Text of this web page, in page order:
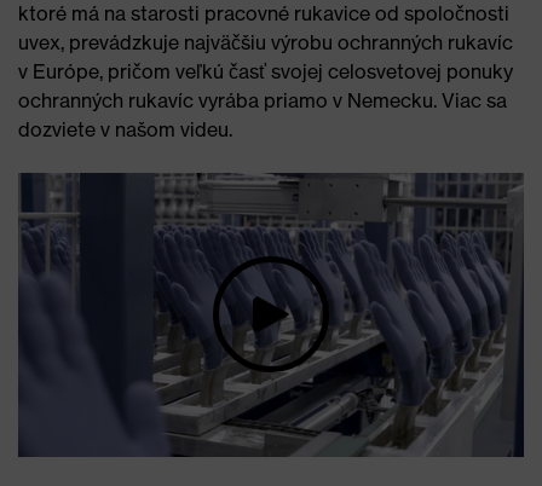
ktoré má na starosti pracovné rukavice od spoločnosti
uvex, prevádzkuje najväčšiu výrobu ochranných rukavíc
v Európe, pričom veľkú časť svojej celosvetovej ponuky
ochranných rukavíc vyrába priamo v Nemecku. Viac sa
dozviete v našom videu.